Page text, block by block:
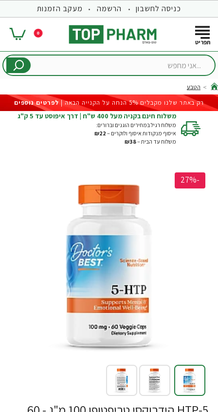
כניסה לחשבון הרשמה מעקב הזמנות
0
...אני
home
הטבע
רק באתר שלנו מקבלים 5% הנחה על הקנייה הבאה |
לפרטים נוספים
משלוח חינם בקניה מעל 400 ש"ח | דרך איפוסט עד 5 ק"ג
משלוח רגיל במחירים הוגנים וברורים:
איסוף מנקודות איסוף ולוקרים – ₪22
משלוח עד הבית –₪38
-27%